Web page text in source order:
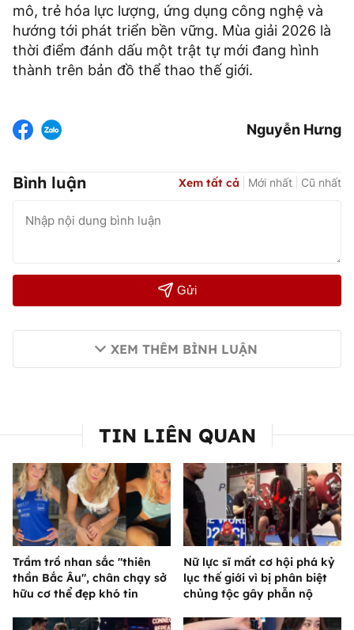
mô, trẻ hóa lực lượng, ứng dụng công nghệ và
hướng tới phát triển bền vững. Mùa giải 2026 là
thời điểm đánh dấu một trật tự mới đang hình
thành trên bản đồ thể thao thế giới.
Nguyễn Hưng
Bình luận Xem tất cả Mới nhất Cũ nhất
Gửi
XEM THÊM BÌNH LUẬN
TIN LIÊN QUAN
Trầm trồ nhan sắc "thiên
thần Bắc Âu", chân chạy sở
hữu cơ thể đẹp khó tin
Nữ lực sĩ mất cơ hội phá kỷ
lục thế giới vì bị phân biệt
chủng tộc gây phẫn nộ